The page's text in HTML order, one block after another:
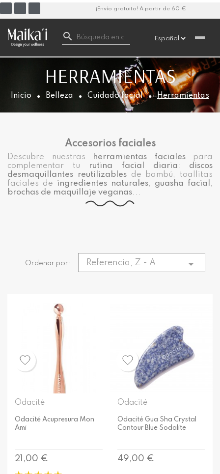
¡Envío gratuito! A partir de 60 €

HERRAMIENTAS
Inicio Belleza Cuidado facial Herramientas
Accesorios faciales
Descubre nuestras herramientas facialespara
complementar tu rutina facial diaria: discos
desmaquillantes reutilizablesde bambú, toallitas
faciales de ingredientes naturales, guasha facial ,
brochas de maquillaje veganas...
Ordenar por: Referencia, Z - A 
Odacité
Odacité Acupresura Mon
Ami
Precio
21,00 €
Odacité
Odacité Gua Sha Crystal
Contour Blue Sodalite
Precio
49,00 €